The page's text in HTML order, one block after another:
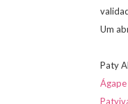
Um
Paty